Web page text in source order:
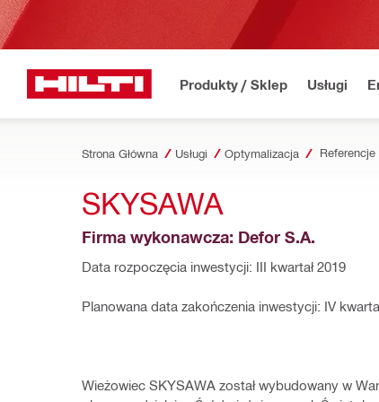
Produkty / Sklep Usługi
Strona Główna Usługi Optymalizacja
SKYSAWA
Firma wykonawcza: Defor S.A.
Data rozpoczęcia inwestycji: III kwartał 2019
Planowana data zakończenia inwestycji: IV
Wieżowiec SKYSAWA został wybudowany w